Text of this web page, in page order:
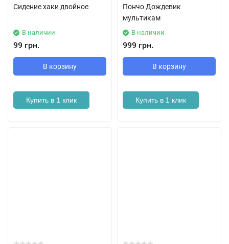
Сидение хаки двойное
В наличии
99 грн.
В корзину
Купить в 1 клик
Пончо Дождевик
мультикам
В наличии
999 грн.
В корзину
Купить в 1 клик